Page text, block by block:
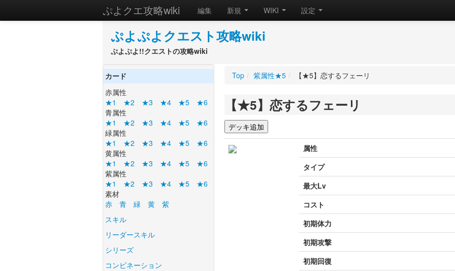
ぷよクエ攻略wiki 編集 新規 WIKI 設定
ぷよぷよクエスト攻略wiki
ぷよぷよ!!クエストの攻略wiki
カード
赤属性
★1
★2 ★3 ★4 ★5
★6
青属性
★1
★2 ★3 ★4 ★5
★6
緑属性
★1
★2 ★3 ★4 ★5
★6
黄属性
★1
★2 ★3 ★4 ★5
★6
紫属性
★1
★2 ★3 ★4 ★5
★6
素材
赤
青 緑 黄
紫
スキル
リーダースキル
シリーズ
コンビネーション
Top / 紫属性★5 / 【★5】恋するフェーリ
【★5】恋するフェーリ
属性
タイプ
最大Lv
コスト
初期体力
初期攻撃
初期回復